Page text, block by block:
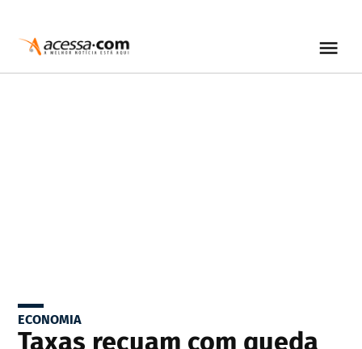
ECONOMIA
Taxas recuam com queda